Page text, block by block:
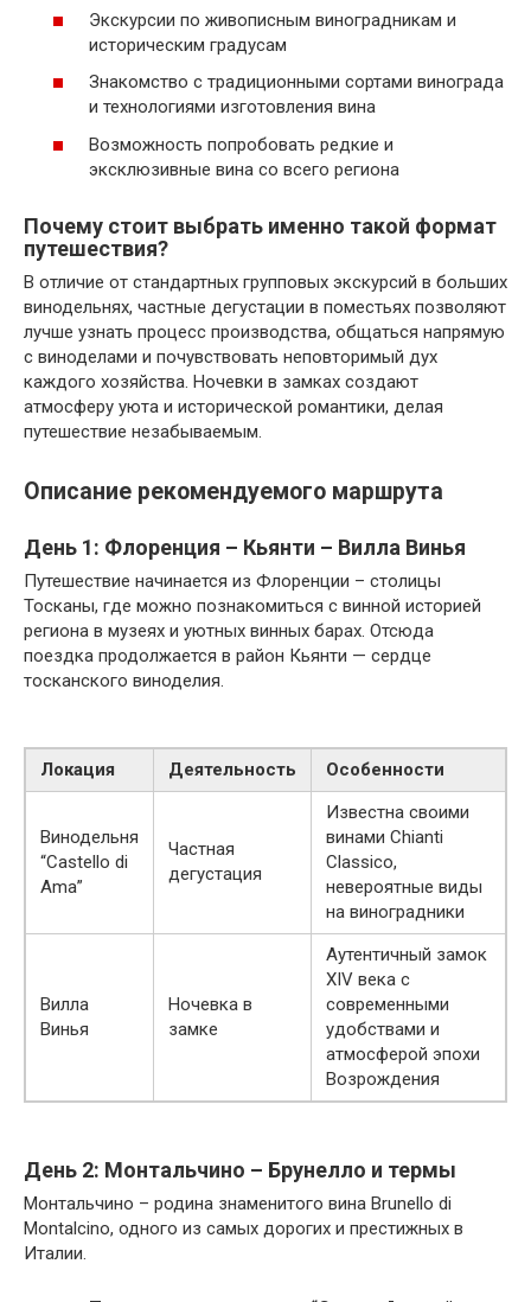
Экскурсии по живописным виноградникам и
историческим градусам
Знакомство с традиционными сортами винограда
и технологиями изготовления вина
Возможность попробовать редкие и
эксклюзивные вина со всего региона
Почему стоит выбрать именно такой формат
путешествия?
В отличие от стандартных групповых экскурсий в больших
винодельнях, частные дегустации в поместьях позволяют
лучше узнать процесс производства, общаться напрямую
с виноделами и почувствовать неповторимый дух
каждого хозяйства. Ночевки в замках создают
атмосферу уюта и исторической романтики, делая
путешествие незабываемым.
Описание рекомендуемого маршрута
День 1: Флоренция – Кьянти – Вилла Винья
Путешествие начинается из Флоренции – столицы
Тосканы, где можно познакомиться с винной историей
региона в музеях и уютных винных барах. Отсюда
поездка продолжается в район Кьянти — сердце
тосканского виноделия.
Локация Деятельность Особенности
Винодельня
“Castello di
Ama”
Частная
дегустация
Известна своими
винами Chianti
Classico,
невероятные виды
на виноградники
Вилла
Винья
Ночевка в
замке
Аутентичный замок
XIV века с
современными
удобствами и
атмосферой эпохи
Возрождения
День 2: Монтальчино – Брунелло и термы
Монтальчино – родина знаменитого вина Brunello di
Montalcino, одного из самых дорогих и престижных в
Италии.